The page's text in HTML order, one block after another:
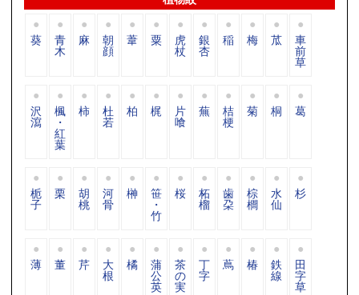
葵 青
木
麻 朝
顔
葦 粟 虎
杖
銀
杏
稲 梅 苽 車
前
草
沢
瀉
楓
・
紅
葉
柿 杜
若
柏 梶 片
喰
蕪 桔
梗
菊 桐 葛
栀
子
栗 胡
桃
河
骨
榊 笹
・
竹
桜 柘
榴
歯
朶
棕
櫚
水
仙
杉
薄 董 芹 大
根
橘 蒲
公
英
茶
の
実
丁
字
蔦 椿 鉄
線
田
字
草